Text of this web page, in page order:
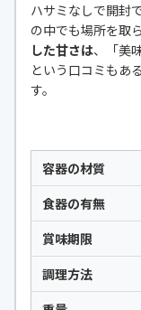
ハサミなしで開封
の中でも場所を取
した甘さは、「美
という口コミもあ
す。
容器の材質
食器の有無
賞味期限
調理方法